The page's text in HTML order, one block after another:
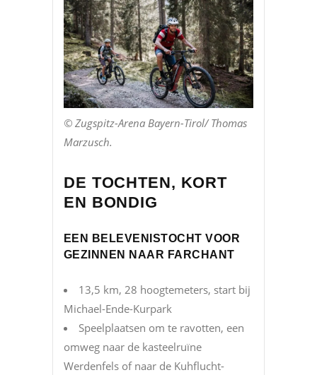
© Zugspitz-Arena Bayern-Tirol/ Thomas
Marzusch.
DE TOCHTEN, KORT
EN BONDIG
EEN BELEVENISTOCHT VOOR
GEZINNEN NAAR FARCHANT
13,5 km, 28 hoogtemeters, start bij
Michael-Ende-Kurpark
Speelplaatsen om te ravotten, een
omweg naar de kasteelruïne
Werdenfels of naar de Kuhflucht-